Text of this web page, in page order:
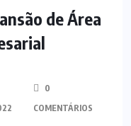
de Área
0
COMENTÁRIOS